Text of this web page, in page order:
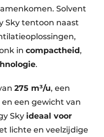
Solvent
Sky tentoon naast
in compactheid,
.
275 m³/u, een
en een gewicht van
Sky ideaal voor
lichte en veelzijdige